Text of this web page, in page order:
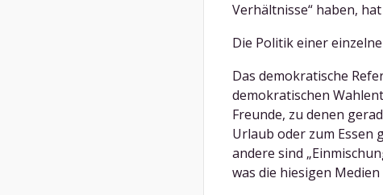
Verhältnisse“ haben,
Die Politik einer
Das demokratische
demokratischen
Freunde, zu denen
Urlaub oder zum Essen
andere sind
was die hiesigen